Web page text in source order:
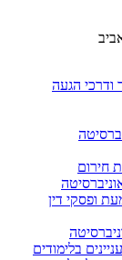
ודרכי הגעה
חירום
ופסקי דין
בלימודים